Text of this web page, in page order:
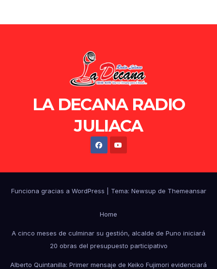
LA DECANA RADIO
JULIACA
Funciona gracias a WordPress Tema: Newsup de Themeansar
Home
A cinco meses de culminar su gestión, alcalde de Puno iniciará
20 obras del presupuesto participativo
Alberto Quintanilla: Primer mensaje de Keiko Fujimori evidenciará